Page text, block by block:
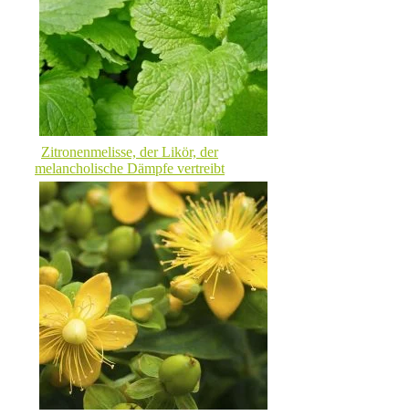
Zitronenmelisse, der Likör, der
melancholische Dämpfe vertreibt